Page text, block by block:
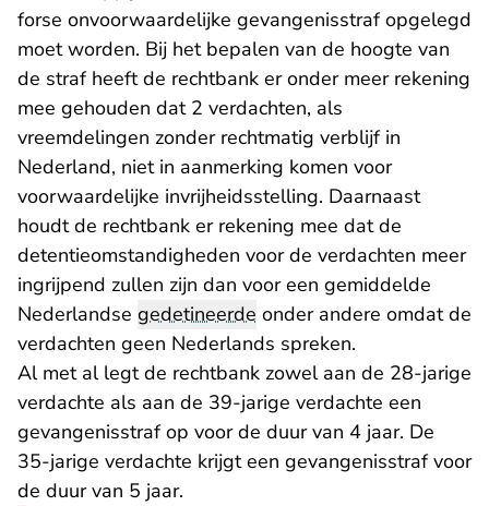
forse onvoorwaardelijke gevangenisstraf opgelegd
moet worden. Bij het bepalen van de hoogte van
de straf heeft de rechtbank er onder meer rekening
mee gehouden dat 2 verdachten, als
vreemdelingen zonder rechtmatig verblijf in
Nederland, niet in aanmerking komen voor
voorwaardelijke invrijheidsstelling. Daarnaast
houdt de rechtbank er rekening mee dat de
detentieomstandigheden voor de verdachten meer
ingrijpend zullen zijn dan voor een gemiddelde
Nederlandse gedetineerde onder andere omdat de
verdachten geen Nederlands spreken.
Al met al legt de rechtbank zowel aan de 28-jarige
verdachte als aan de 39-jarige verdachte een
gevangenisstraf op voor de duur van 4 jaar. De
35-jarige verdachte krijgt een gevangenisstraf voor
de duur van 5 jaar.